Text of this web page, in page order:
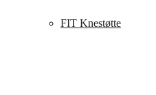
FIT Knestøtte